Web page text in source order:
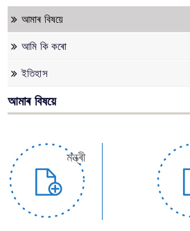
আমাৰ বিষয়ে
আমি কি কৰো
ইতিহাস
আমাৰ বিষয়ে
মন্ত্ৰী